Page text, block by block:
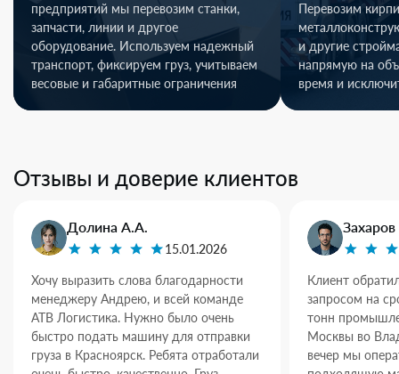
предприятий мы перевозим станки,
запчасти, линии и другое
оборудование. Используем надежный
транспорт, фиксируем груз, учитываем
весовые и габаритные ограничения
Перевозим
и другие
напрямую на
время и
Отзывы и доверие клиентов
Долина А.А.
15.01.2026
Хочу выразить слова благодарности
менеджеру Андрею, и всей команде
АТВ Логистика. Нужно было очень
быстро подать машину для отправки
груза в Красноярск. Ребята отработали
Клиент
запросом на
тонн
Москвы во
вечер мы